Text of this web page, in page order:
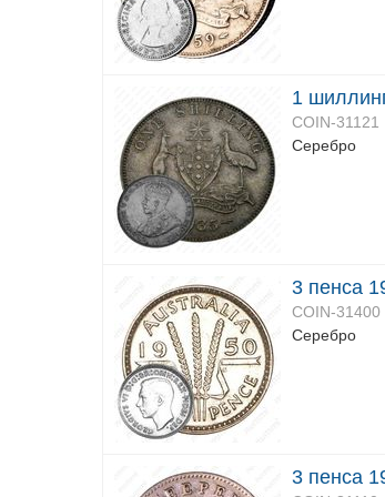
1
COIN-31121
Серебро
3 пенса
COIN-31400
Серебро
3 пенса